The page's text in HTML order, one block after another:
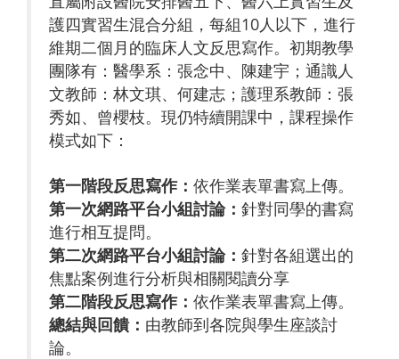
護四實習生混合分組，每組10人以下，進行
維期二個月的臨床人文反思寫作。初期教學
團隊有：醫學系：張念中、陳建宇；通識人
文教師：林文琪、何建志；護理系教師：張
秀如、曾櫻枝。現仍特續開課中，課程操作
模式如下：
第一階段反思寫作： 依作業表單書寫上傳。
第一次網路平台小組討論： 針對同學的書寫
進行相互提問。
第二次網路平台小組討論： 針對各組選出的
焦點案例進行分析與相關閱讀分享
第二階段反思寫作： 依作業表單書寫上傳。
總結與回饋： 由教師到各院與學生座談討
論。